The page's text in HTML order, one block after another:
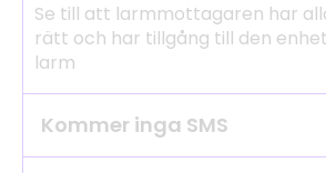
Se till att larmmottagaren har
rätt och har tillgång till den
larm
Kommer inga SMS